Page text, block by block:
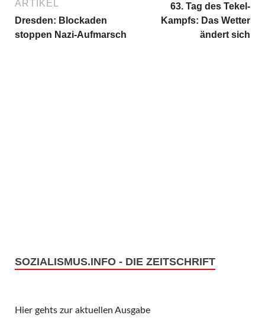
ARTIKEL
Dresden: Blockaden
stoppen Nazi-Aufmarsch
63. Tag des Tekel-
Kampfs: Das Wetter
ändert sich
SOZIALISMUS.INFO - DIE ZEITSCHRIFT
Hier gehts zur aktuellen Ausgabe